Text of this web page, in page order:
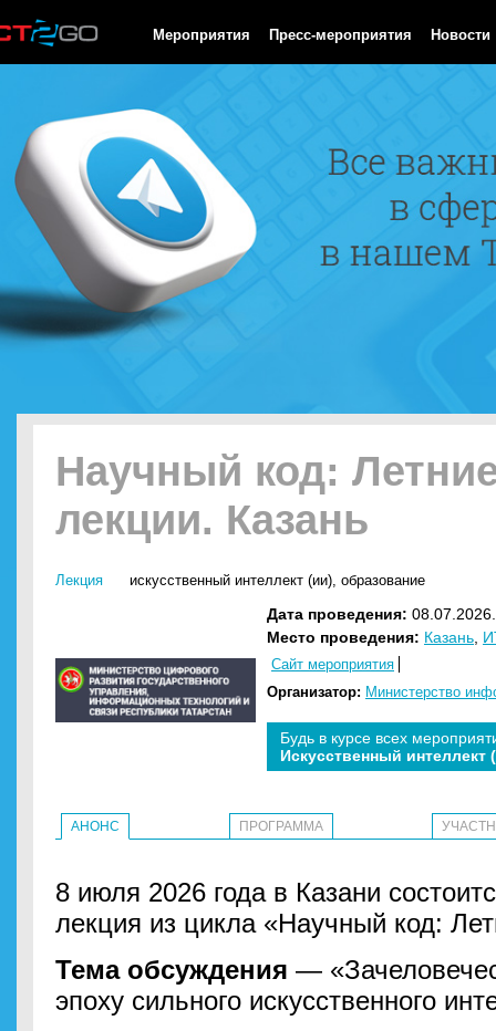
Мероприятия Пресс-мероприятия Новости
Научный код:
лекции. Казань
Лекция искусственный интеллект (ии), образование
Дата проведения:
Место проведения: Казань
Сайт мероприятия
Организатор: Министерство
Будь в курсе всех
Искусственный интеллект
АНОНС ПРОГРАММА
8 июля 2026 года в Казани
лекция из цикла «Научный код:
Тема обсуждения —
эпоху сильного искусственного